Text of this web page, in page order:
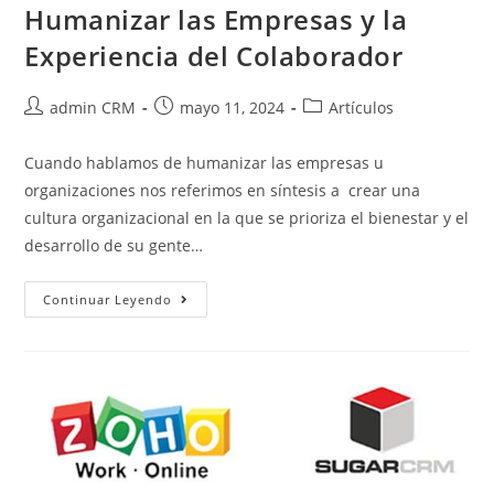
Humanizar las Empresas y la
Experiencia del Colaborador
admin CRM mayo 11, 2024 Artículos
Cuando hablamos de humanizar las empresas u
organizaciones nos referimos en síntesis a crear una
cultura organizacional en la que se prioriza el bienestar y el
desarrollo de su gente…
Continuar Leyendo